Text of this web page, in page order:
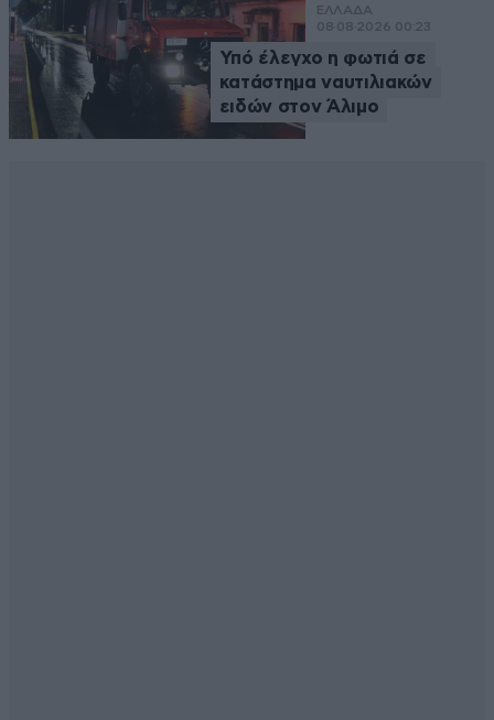
ΕΛΛΑΔΑ
08·08·2026 00:23
Υπό έλεγχο η φωτιά σε
κατάστημα ναυτιλιακών
ειδών στον Άλιμο